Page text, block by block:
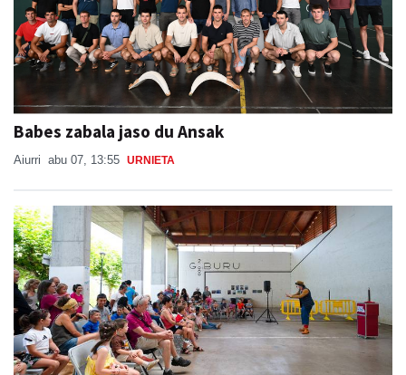
Babes zabala jaso du Ansak
Aiurri abu 07, 13:55 URNIETA